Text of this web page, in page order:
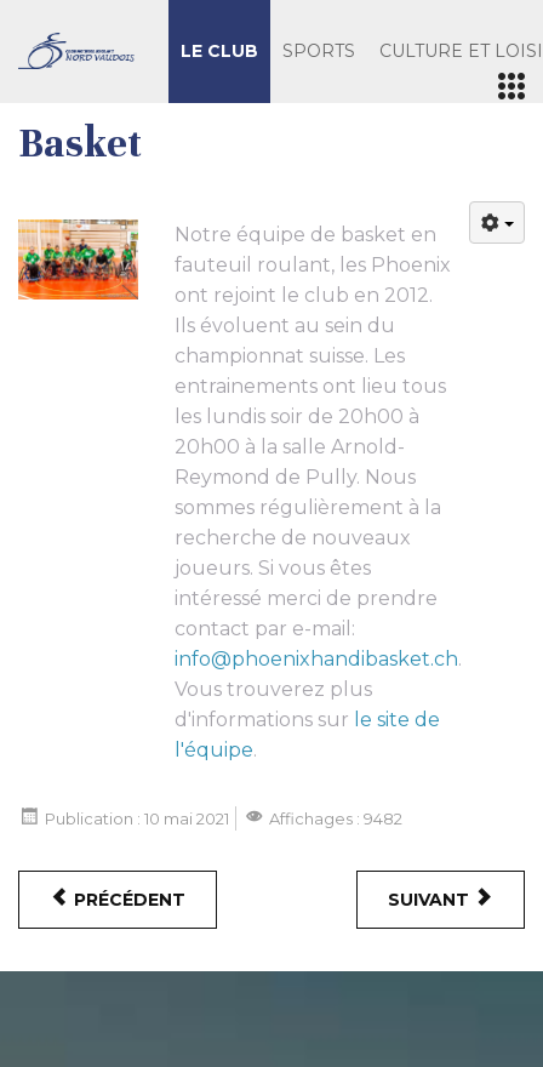
LE CLUB SPORTS CULTURE ET
Basket
Notre équipe de basket en
fauteuil roulant, les Phoenix
ont rejoint le club en 2012.
Ils évoluent au sein du
championnat suisse. Les
entrainements ont lieu tous
les lundis soir de 20h00 à
20h00 à la salle Arnold-
Reymond de Pully. Nous
sommes régulièrement à la
recherche de nouveaux
joueurs. Si vous êtes
intéressé merci de prendre
contact par e-mail:
info@phoenixhandibasket.ch.
Vous trouverez plus
d'informations sur le site de
l'équipe.
Publication : 10 mai 2021 Affichages : 9482
PRÉCÉDENT SUIVANT